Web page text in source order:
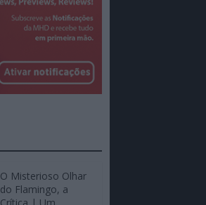
O Misterioso Olhar
do Flamingo, a
Crítica | Um